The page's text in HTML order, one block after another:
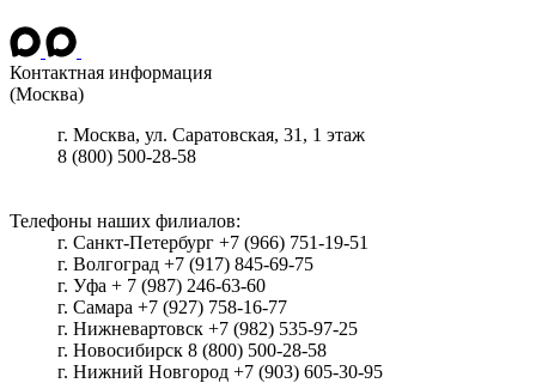
Контактная информация
(Москва)
г. Москва, ул. Саратовская, 31, 1 этаж
8 (800) 500-28-58
Телефоны наших филиалов:
г. Санкт-Петербург +7 (966) 751-19-51
г. Волгоград +7 (917) 845-69-75
г. Уфа + 7 (987) 246-63-60
г. Самара +7 (927) 758-16-77
г. Нижневартовск +7 (982) 535-97-25
г. Новосибирск 8 (800) 500-28-58
г. Нижний Новгород +7 (903) 605-30-95